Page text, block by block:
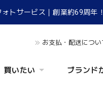
ォトサービス｜創業約69周年
お支払・配送につい
買いたい ブランド